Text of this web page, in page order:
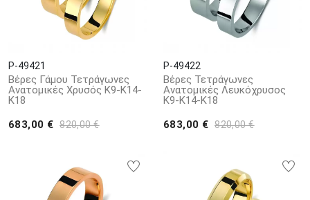
P-49421
Βέρες Γάμου Τετράγωνες
Ανατομικές Χρυσός Κ9-Κ14-
Κ18
683,00 € 820,00 €
P-49422
Βέρες Τετράγωνες
Ανατομικές Λευκόχρυσος
Κ9-Κ14-Κ18
683,00 € 820,00 €